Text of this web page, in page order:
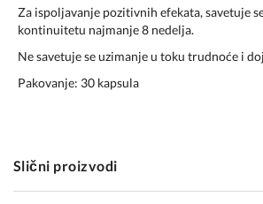
Za ispoljavanje pozitivnih efekata, savetuje
kontinuitetu najmanje 8 nedelja.
Ne savetuje se uzimanje u toku trudnoće i
Pakovanje: 30 kapsula
Slični proizvodi